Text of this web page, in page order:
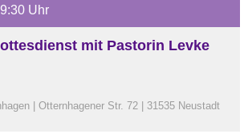
Uhr
mit Pastorin Levke
| Otternhagener Str. 72 | 31535 Neustadt